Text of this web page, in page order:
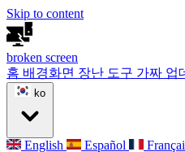
Skip to content
broken screen
홈 배경화면 장난 도구 가짜 업
ko
English Español